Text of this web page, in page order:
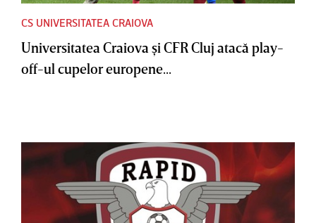
CS UNIVERSITATEA CRAIOVA
Universitatea Craiova şi CFR Cluj atacă play-
off-ul cupelor europene...